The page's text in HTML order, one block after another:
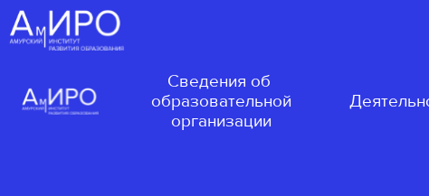
Сведения об
образовательной
организации